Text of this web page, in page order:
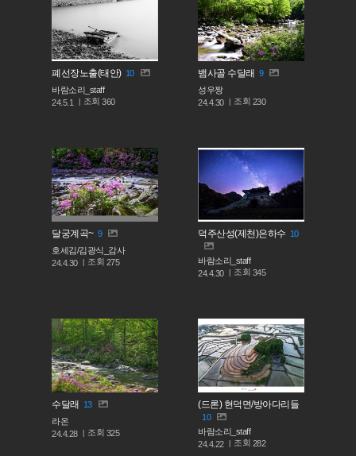
폐선장노출(태안) 10
바람소리_staff
24.5.1
조회360
뱀사골 수달래 9
성우짱
24.4.30
조회 230
달궁계곡~ 9
호세김/김광식_감사
24.4.30
조회 275
덕주산성(제천)은하수 10
바람소리_staff
24.4.30
조회 345
수달래
13
라온
24.4.28
조회 325
(드론) 현덕면/방아다리들
10
바람소리_staff
24.4.22
조회 282